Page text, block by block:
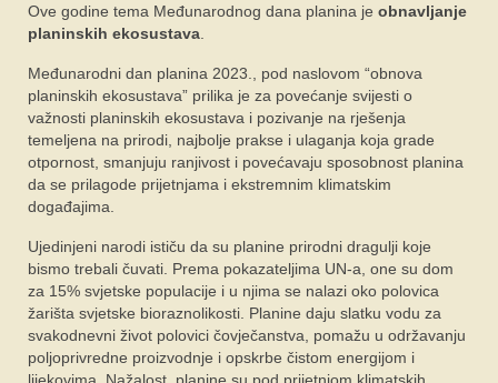
Ove godine tema Međunarodnog dana planina je obnavljanje
planinskih ekosustava
Međunarodni dan planina 2023., pod naslovom “obnova
planinskih ekosustava” prilika je za povećanje svijesti o
važnosti planinskih ekosustava i pozivanje na rješenja
temeljena na prirodi, najbolje prakse i ulaganja koja grade
otpornost, smanjuju ranjivost i povećavaju sposobnost planina
da se prilagode prijetnjama i ekstremnim klimatskim
događajima.
Ujedinjeni narodi ističu da su planine prirodni dragulji koje
bismo trebali čuvati. Prema pokazateljima UN-a, one su dom
za 15% svjetske populacije i u njima se nalazi oko polovica
žarišta svjetske bioraznolikosti. Planine daju slatku vodu za
svakodnevni život polovici čovječanstva, pomažu u održavanju
poljoprivredne proizvodnje i opskrbe čistom energijom i